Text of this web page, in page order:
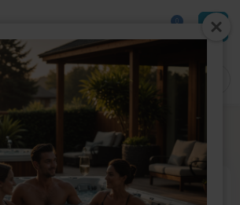
0
Teile Pumpen »LX TDA50